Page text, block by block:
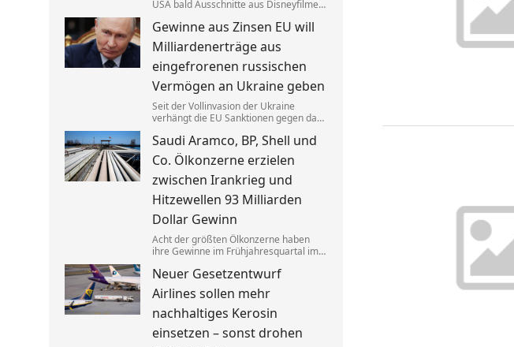
USA bald Ausschnitte aus Disneyfilmen
Marvel, Star Wars und Co. benutzen. Im
Gegenzug hat Disney auch Anspruch
auf ihre Kurzvideos.
Gewinne aus Zinsen EU will
Milliardenerträge aus
eingefrorenen russischen
Vermögen an Ukraine geben
Seit der Vollinvasion der Ukraine
verhängt die EU Sanktionen gegen das
Gelder wurden festgesetzt, die Erträge
aus den Zinsen sollen jetzt Kyjiw
zugutekommen.
Saudi Aramco, BP, Shell und
Co. Ölkonzerne erzielen
zwischen Irankrieg und
Hitzewellen 93 Milliarden
Dollar Gewinn
Acht der größten Ölkonzerne haben
ihre Gewinne im Frühjahresquartal im
Die neuen Zahlen heizen die Debatte
über eine Übergewinnsteuer an.
Neuer Gesetzentwurf
Airlines sollen mehr
nachhaltiges Kerosin
einsetzen – sonst drohen